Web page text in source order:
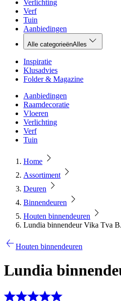
Verlichting
Verf
Tuin
Aanbiedingen
Alle categorieënAlles
Inspiratie
Klusadvies
Folder & Magazine
Aanbiedingen
Raamdecoratie
Vloeren
Verlichting
Verf
Tuin
Home
Assortiment
Deuren
Binnendeuren
Houten binnendeuren
Lundia binnendeur Vika Tva
Houten binnendeuren
Lundia